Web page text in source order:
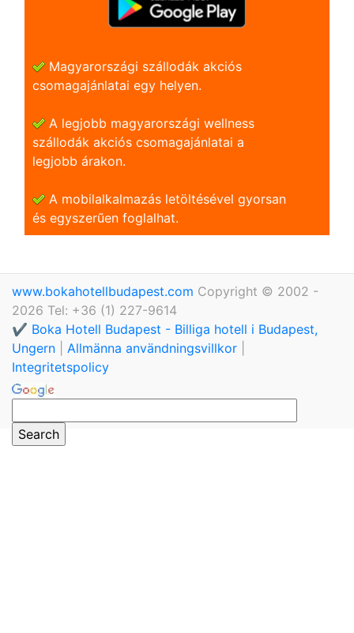
Magyarországi szállodák akciós
csomagajánlatai egy helyen.
A legjobb magyarországi wellness
szállodák akciós csomagajánlatai a
legjobb árakon.
A mobilalkalmazás letöltésével gyorsan
és egyszerũen foglalhat.
www.bokahotellbudapest.com Copyright © 2002 -
2026 Tel: +36 (1) 227-9614
✔️ Boka Hotell Budapest - Billiga hotell i Budapest,
Ungern
Allmänna användningsvillkor
Integritetspolicy